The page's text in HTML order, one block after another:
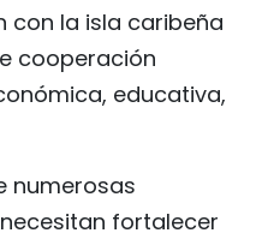
con la isla caribeña
cooperación
educativa,
numerosas
fortalecer